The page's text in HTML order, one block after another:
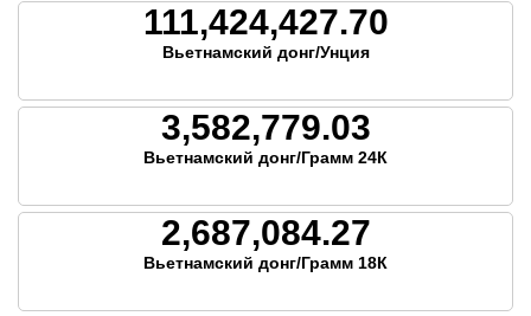
111,424,427.70
Вьетнамский донг/Унция
3,582,779.03
Вьетнамский донг/Грамм 24К
2,687,084.27
Вьетнамский донг/Грамм 18К